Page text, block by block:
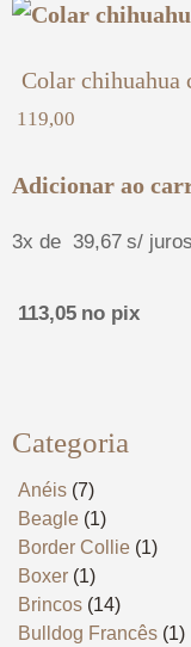
Categoria
Anéis (7)
Beagle (1)
Border Collie (1)
Boxer (1)
Brincos (14)
Bulldog Francês (1)
Colar chihuahua
119,00
Adicionar ao
3x de 39,67 s/ juros
113,05 no pix